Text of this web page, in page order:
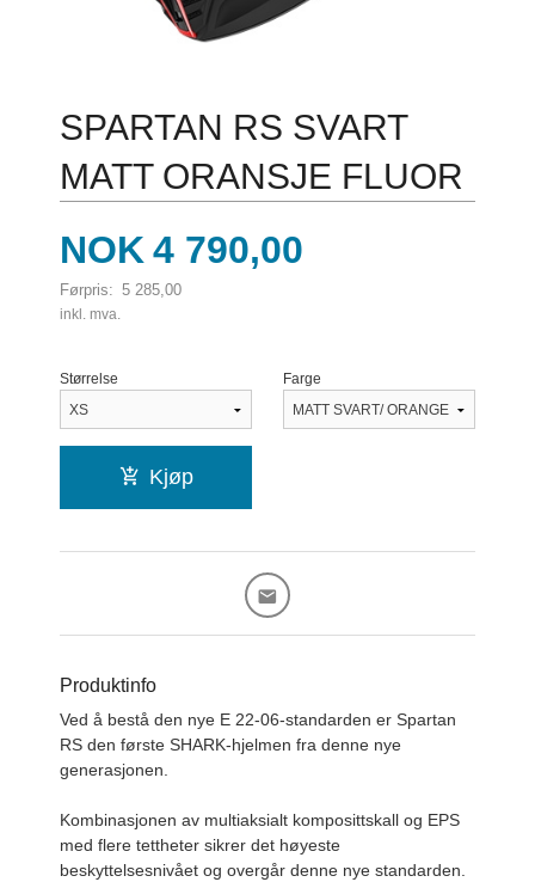
SPARTAN RS SVART
MATT ORANSJE FLUOR
Tilbud
NOK 4 790,00
Førpris: 5 285,00
Rabatt
inkl. mva.
Størrelse Farge
Kjøp
Produktinfo
Ved å bestå den nye E 22-06-standarden er Spartan
RS den første SHARK-hjelmen fra denne nye
generasjonen.
Kombinasjonen av multiaksialt komposittskall og EPS
med flere tettheter sikrer det høyeste
beskyttelsesnivået og overgår denne nye standarden.